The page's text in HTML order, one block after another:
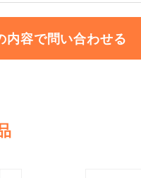
内容で問い合わせる